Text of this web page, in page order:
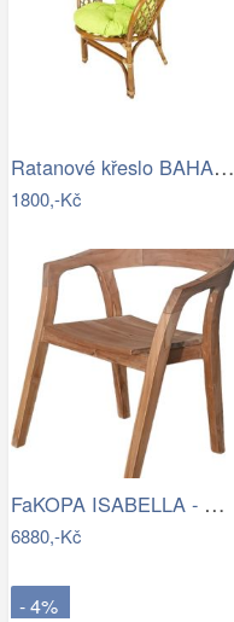
Ratanové křeslo BAHAMA - tmavé
1800,-Kč
FaKOPA ISABELLA - masivní křeslo z…
6880,-Kč
- 4%